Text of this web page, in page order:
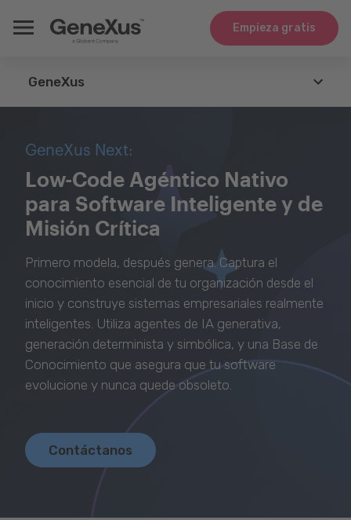
Empieza gratis
GeneXus
Tecnologías
Casos de Uso
Whitepapers
Descargar GeneXus
GeneXus Next:
Low-Code Agéntico Nativo
para Software Inteligente y de
Misión Crítica
Primero modela, después genera. Captura el
conocimiento esencial de tu organización desde el
inicio y construye sistemas empresariales realmente
inteligentes. Utiliza agentes de IA generativa,
generación determinista y simbólica, y una Base de
Conocimiento que asegura que tu software
evolucione y nunca quede obsoleto.
Contáctanos